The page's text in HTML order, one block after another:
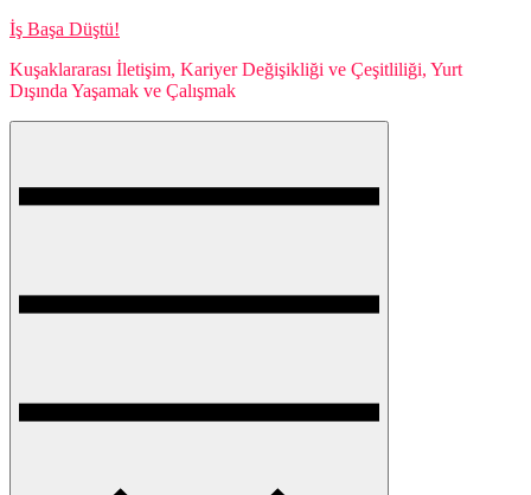
Skip
content
İş Başa Düştü!
Kuşaklararası İletişim, Kariyer Değişikliği ve Çeşitliliği, Yurt
Dışında Yaşamak ve Çalışmak